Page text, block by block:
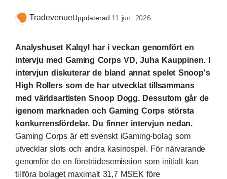
TradevenueUppdaterad:11 jun, 2026
Analyshuset Kalqyl har i veckan genomfört en
intervju med Gaming Corps VD, Juha Kauppinen. I
intervjun diskuterar de bland annat spelet Snoop's
High Rollers som de har utvecklat tillsammans
med världsartisten Snoop Dogg. Dessutom går de
igenom marknaden och Gaming Corps största
konkurrensfördelar. Du finner intervjun nedan.
Gaming Corps är ett svenskt iGaming-bolag som
utvecklar slots och andra kasinospel. För närvarande
genomför de en företrädesemission som initialt kan
tillföra bolaget maximalt 31,7 MSEK före